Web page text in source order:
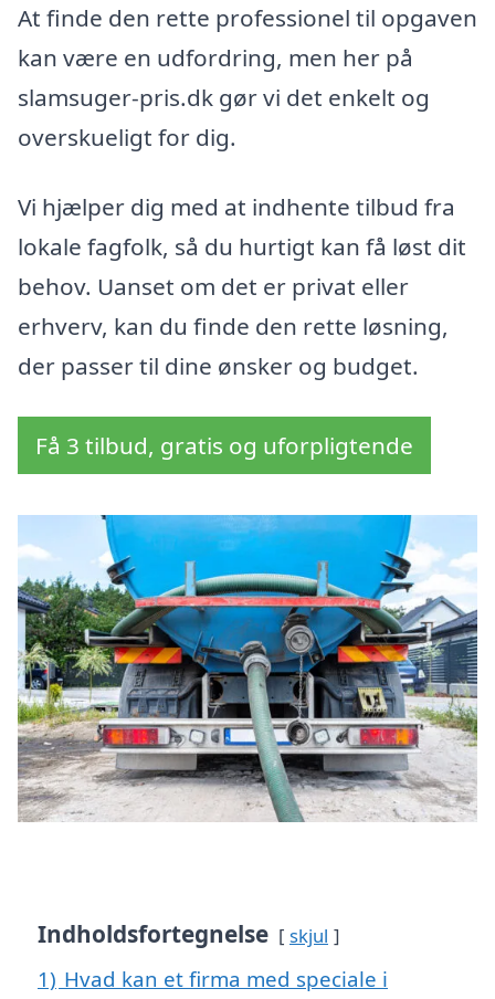
At finde den rette professionel til opgaven
kan være en udfordring, men her på
slamsuger-pris.dk gør vi det enkelt og
overskueligt for dig.
Vi hjælper dig med at indhente tilbud fra
lokale fagfolk, så du hurtigt kan få løst dit
behov. Uanset om det er privat eller
erhverv, kan du finde den rette løsning,
der passer til dine ønsker og budget.
Få 3 tilbud, gratis og uforpligtende
Indholdsfortegnelse skjul
1) Hvad kan et firma med speciale i